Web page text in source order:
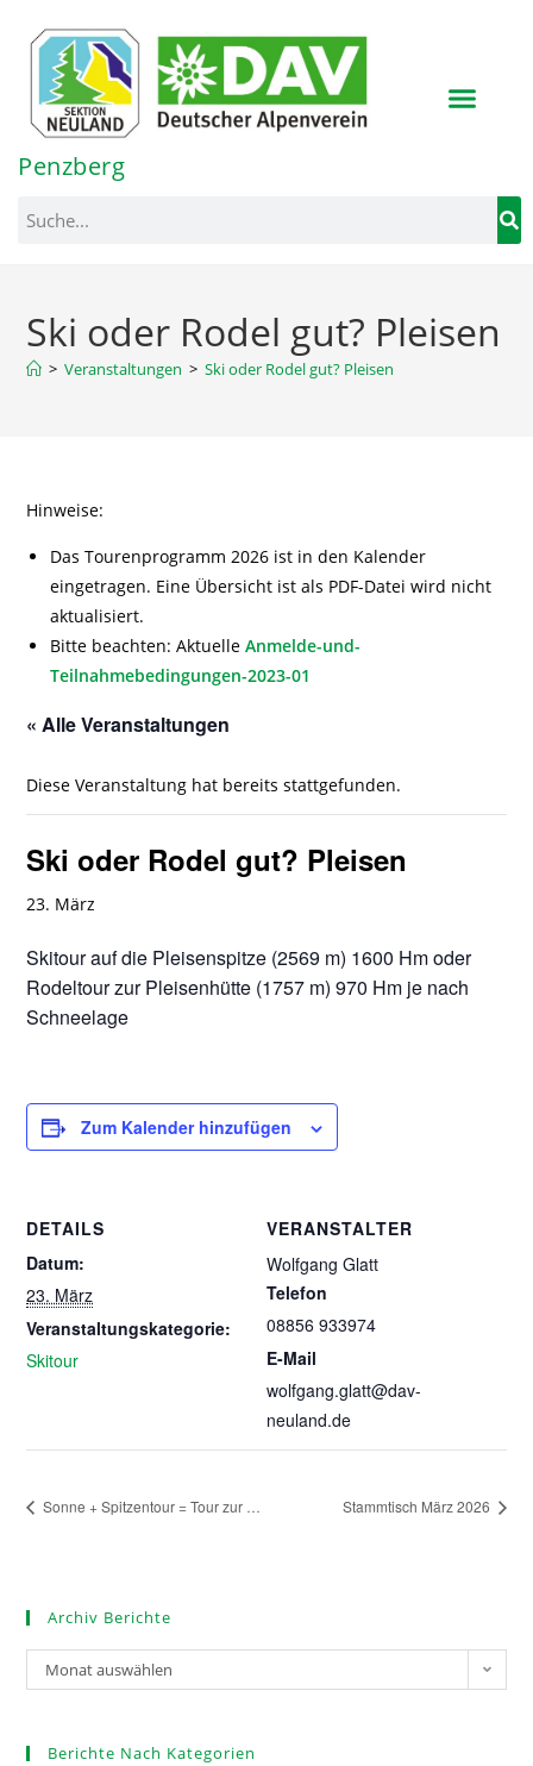
springen
Penzberg
Ski oder Rodel gut? Pleisen
> Veranstaltungen > Ski oder Rodel gut? Pleisen
Hinweise:
Das Tourenprogramm 2026 ist in den Kalender
eingetragen. Eine Übersicht ist als PDF-Datei wird nicht
aktualisiert.
Bitte beachten: Aktuelle Anmelde-und-
Teilnahmebedingungen-2023-01
« Alle Veranstaltungen
Diese Veranstaltung hat bereits stattgefunden.
Ski oder Rodel gut? Pleisen
23. März
Skitour auf die Pleisenspitze (2569 m) 1600 Hm oder
Rodeltour zur Pleisenhütte (1757 m) 970 Hm je nach
Schneelage
Zum Kalender hinzufügen
DETAILS
Datum:
23. März
Veranstaltungskategorie:
Skitour
VERANSTALTER
Wolfgang Glatt
Telefon
08856 933974
E-Mail
wolfgang.glatt@dav-
neuland.de
Sonne + Spitzentour = Tour zur … Stammtisch März 2026
Archiv Berichte
Monat auswählen
Berichte Nach Kategorien